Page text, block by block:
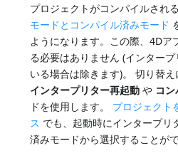
プロジェクトがコンパイルされる
モードとコンパイル済みモード
ようになります。この際、4Dア
る必要はありません (インター
いる場合は除きます)。 切り替
インタープリター再起動 や コ
ドを使用します。 プロジェクト
ス でも、起動時にインタープリ
済みモードから選択することがで